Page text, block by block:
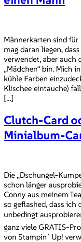
Männerkarten sind für
mag daran liegen,
verwendet, aber auch
„Mädchen“ bin. Mich
kühle Farben
Klischee eintauche)
[…]
Clutch-Card
Minialbum-
Die „Dschungel-
schon länger
Conny aus meinem
so geflashed, dass
unbedingt
ganz viele GRATIS-
von Stampin`Up!